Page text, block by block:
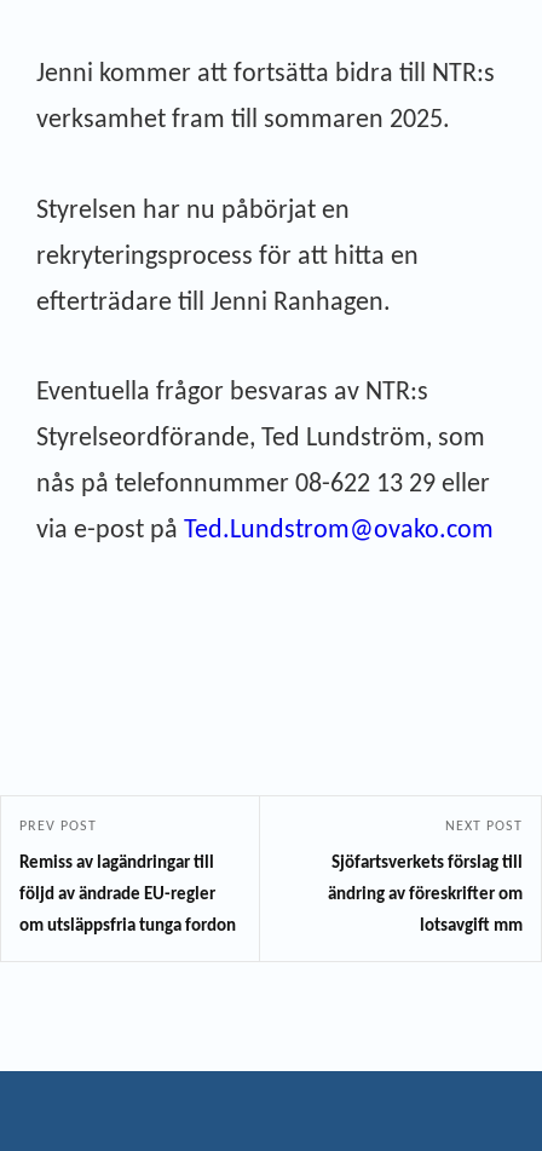
Jenni kommer att fortsätta bidra till NTR:s
verksamhet fram till sommaren 2025.
Styrelsen har nu påbörjat en
rekryteringsprocess för att hitta en
efterträdare till Jenni Ranhagen.
Eventuella frågor besvaras av NTR:s
Styrelseordförande, Ted Lundström, som
nås på telefonnummer 08-622 13 29 eller
via e-post på Ted.Lundstrom@ovako.com
PREV POST
Remiss av lagändringar till
följd av ändrade EU-regler
om utsläppsfria tunga fordon
NEXT POST
Sjöfartsverkets förslag till
ändring av föreskrifter om
lotsavgift mm